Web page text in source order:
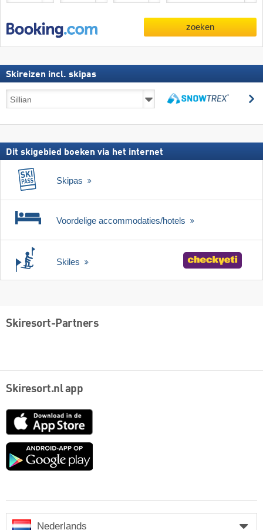
zoeken
Skireizen incl. skipas
Skireizen
incl.
Dit skigebied boeken via het internet
Skipas
Voordelige accommodaties/hotels
Skiles
Skiresort-Partners
Skiresort.nl app
Nederlands